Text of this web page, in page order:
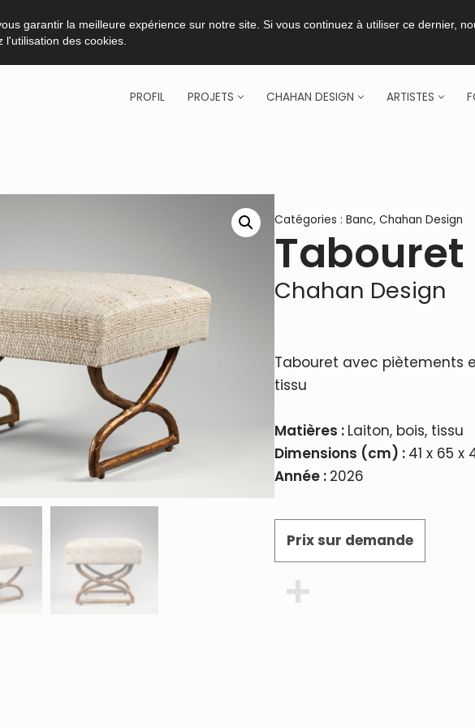
garantir la meilleure expérience sur notre site. Si vous continuez à utiliser ce dernier,
des cookies.
PROFIL PROJETS CHAHAN DESIGN ARTISTES
Catégories : Banc, Chahan Design
Tabouret
Chahan Design
Tabouret avec piètements
tissu
Matières : Laiton, bois, tissu
Dimensions (cm) : 41 x 65 x
Année : 2026
Prix sur demande